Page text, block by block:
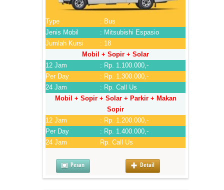
Type
: Bus
Jenis Mobil
: Mitsubishi Espasio
Jumlah Kursi
: 18
Mobil + Sopir + Solar
12 Jam
: Rp. 1.100.000,-
Per Day
: Rp. 1.300.000,-
24 Jam
: Rp. Call Us
Mobil + Sopir + Solar + Parkir + Makan
Sopir
12 Jam
: Rp. 1.200.000,-
Per Day
: Rp. 1.400.000,-
24 Jam
Rp. Call Us
Pesan Detail